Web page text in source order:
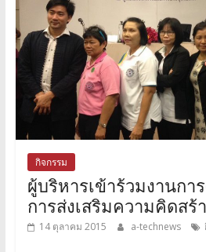
กิจกรรม
ผู้บริหารเข้าร้วมงานกา
การส่งเสริมความคิดสร้
14 ตุลาคม 2015 a-technews